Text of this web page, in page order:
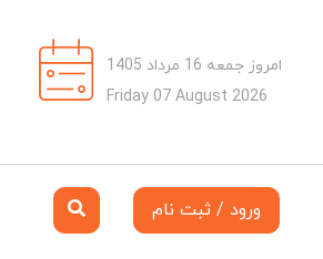
امروز جمعه 16 مرداد 1405
Friday 07 August 2026
ورود / ثبت نام